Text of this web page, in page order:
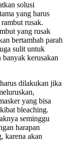
solusi
yang harus
rusak.
yang rusak
bertambah parah
sulit untuk
banyak kerusakan
dilakukan jika
yang bisa
bleaching.
seminggu
harapan
karena akan